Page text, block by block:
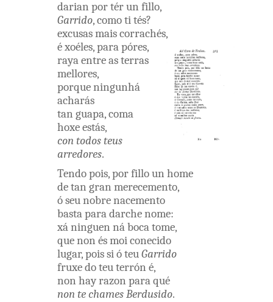
darian portérun fillo,
Garrido,comotités?
excusasmaiscorrachés,
éxoéles,parapóres,
rayaentreasterras
mellores,
porqueningunhá
acharás
tan guapa,coma
hoxeestás,
con todosteus
arredores.
Tendopois,porfilloun home
detan gran merecemento,
óseunobrenacemento
bastaparadarchenome:
xáninguen nábocatome,
quenon ésmoiconecido
lugar,poissióteuGarrido
fruxedoteuterrón é,
non hayrazon paraqué
non techamesBerdusido.